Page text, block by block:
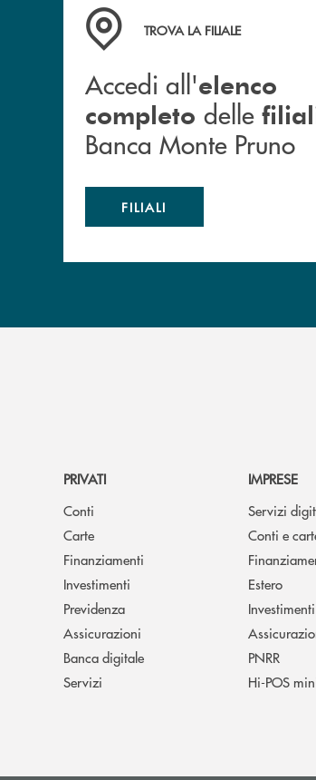
Accedi all' elenco
TROVA LA FILIALE
Accedi all'elenco
completo delle
Banca Monte Pruno
FILIALI
PRIVATI
Conti
Carte
Finanziamenti
Investimenti
Previdenza
Assicurazioni
Banca digitale
Servizi
IMPRESE
Servizi
Conti e
Estero
Investimenti
PNRR
Hi-POS